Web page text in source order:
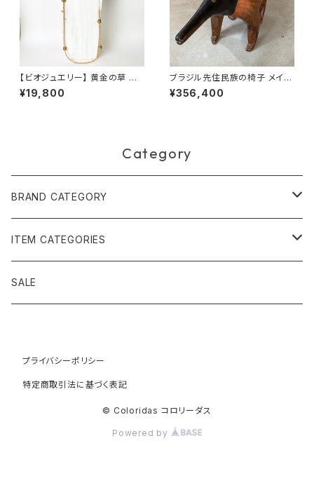
【ビオジュエリー】 黄金の草 カッ
ピンドウラード ヴィンテージゴ
ールド スワロフスキーパール &
¥19,800
ブラジル先住民族の椅子 メイナ
ク族 アリクイ（送料着払い）
¥356,400
Category
BRAND CATEGORY
黄金の草 ビオジュエリー
ピアス＆イヤリング
ティアラ、ヘッドドレス
ボルジェス木版画
木版画 M
ブラジル先住民族の椅子
ITEM CATEGORIES
アクセサリー
ブレスレット
アパレル
SALE
プライバシーポリシー
特定商取引法に基づく表記
© Coloridas コロリーダス
Powered by